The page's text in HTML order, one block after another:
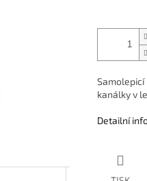
kanálky v
Detailní